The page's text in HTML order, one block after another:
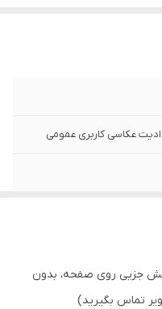
ادیت عکاسی کاربری عمومی
جزیی روی صفحه، بدون
تماس بگیرید)